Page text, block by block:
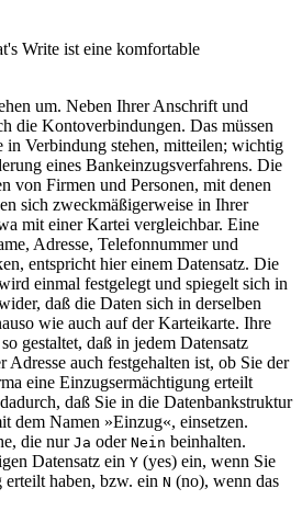
Write ist eine komfortable
um. Neben Ihrer Anschrift und
die Kontoverbindungen. Das müssen
in Verbindung stehen, mitteilen; wichtig
eines Bankeinzugsverfahrens. Die
von Firmen und Personen, mit denen
sich zweckmäßigerweise in Ihrer
mit einer Kartei vergleichbar. Eine
Adresse, Telefonnummer und
entspricht hier einem Datensatz. Die
einmal festgelegt und spiegelt sich in
daß die Daten sich in derselben
wie auch auf der Karteikarte. Ihre
gestaltet, daß in jedem Datensatz
Adresse auch festgehalten ist, ob Sie der
eine Einzugsermächtigung erteilt
daß Sie in die Datenbankstruktur
dem Namen »Einzug«, einsetzen.
die nur Ja oder Nein beinhalten.
Datensatz ein Y (yes) ein, wenn Sie
haben, bzw. ein N (no), wenn das